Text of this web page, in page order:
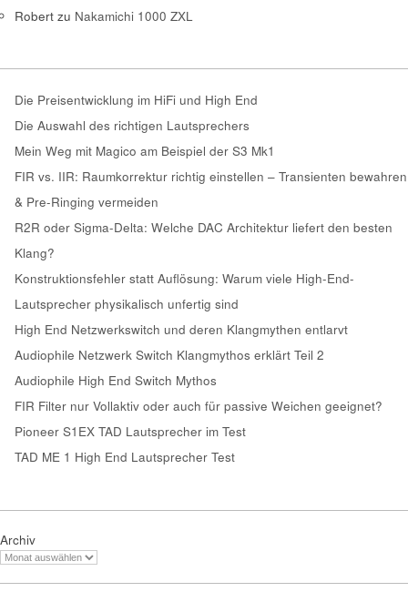
Robert zu Nakamichi 1000 ZXL
Die Preisentwicklung im HiFi und High End
Die Auswahl des richtigen Lautsprechers
Mein Weg mit Magico am Beispiel der S3 Mk1
FIR vs. IIR: Raumkorrektur richtig einstellen – Transienten bewahren
& Pre-Ringing vermeiden
R2R oder Sigma-Delta: Welche DAC Architektur liefert den besten
Klang?
Konstruktionsfehler statt Auflösung: Warum viele High-End-
Lautsprecher physikalisch unfertig sind
High End Netzwerkswitch und deren Klangmythen entlarvt
Audiophile Netzwerk Switch Klangmythos erklärt Teil 2
Audiophile High End Switch Mythos
FIR Filter nur Vollaktiv oder auch für passive Weichen geeignet?
Pioneer S1EX TAD Lautsprecher im Test
TAD ME 1 High End Lautsprecher Test
Archiv